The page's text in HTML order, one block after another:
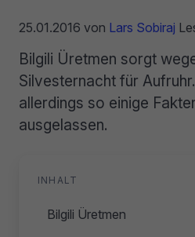
25.01.2016 von Lars Sobiraj
Bilgili Üretmen sorgt
Silvesternacht für
allerdings so einige
ausgelassen.
INHALT
Bilgili Üretmen